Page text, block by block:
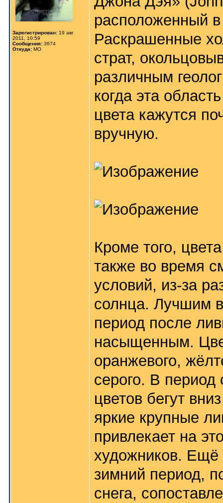
Зарегистрирован: 19 авг
2011, 10:59
Сообщения: 3674
Откуда: МО
расположенный
Раскрашенные
страт,
различным
когда эта
цвета кажутся
вручную.
Кроме того,
также во время
условий, из-за
солнца. Лучшим
период после
насыщенным.
оранжевого,
серого. В
цветов бегут
яркие крупные
привлекает на
художников. Ещё
зимний период,
снега,